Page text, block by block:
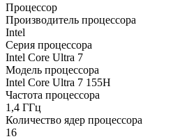
Процессор
Производитель процессора
Intel
Серия процессора
Intel Core Ultra 7
Модель процессора
Intel Core Ultra 7 155H
Частота процессора
1,4 ГГц
Количество ядер процессора
16